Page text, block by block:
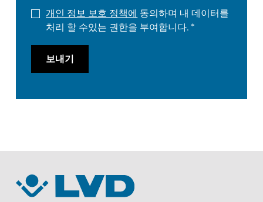
개인 정보 보호 정책에 동의하며 내 데이터를
처리 할 수있는 권한을 부여합니다.
보내기